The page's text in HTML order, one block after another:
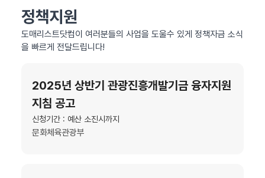
정책지원
도매리스트닷컴이 여러분들의 사업을 도울수 있게 정책자금 소식
을 빠르게 전달드립니다!
2025년 상반기 관광진흥개발기금 융자지원
지침 공고
신청기간 : 예산 소진시까지
문화체육관광부